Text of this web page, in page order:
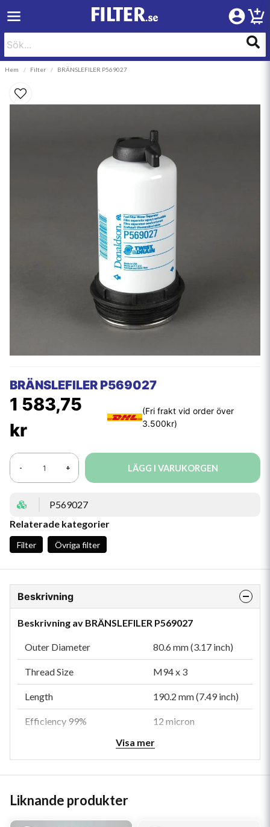
Hem Filter BRÄNSLEFILER P569027
BRÄNSLEFILER P569027
1 583,75
kr
- + LÄGG I VARUKORGEN
P569027
Relaterade kategorier
Filter Övriga filter
Beskrivning
Beskrivning av BRÄNSLEFILER P569027
Outer Diameter 80.6 mm (3.17 inch)
Thread Size M94 x 3
Length 190.2 mm (7.49 inch)
Efficiency 99% 12 micron
Emulsified H2O Efficiency 95 Percent
Style
Brand
Visa mer
Liknande produkter